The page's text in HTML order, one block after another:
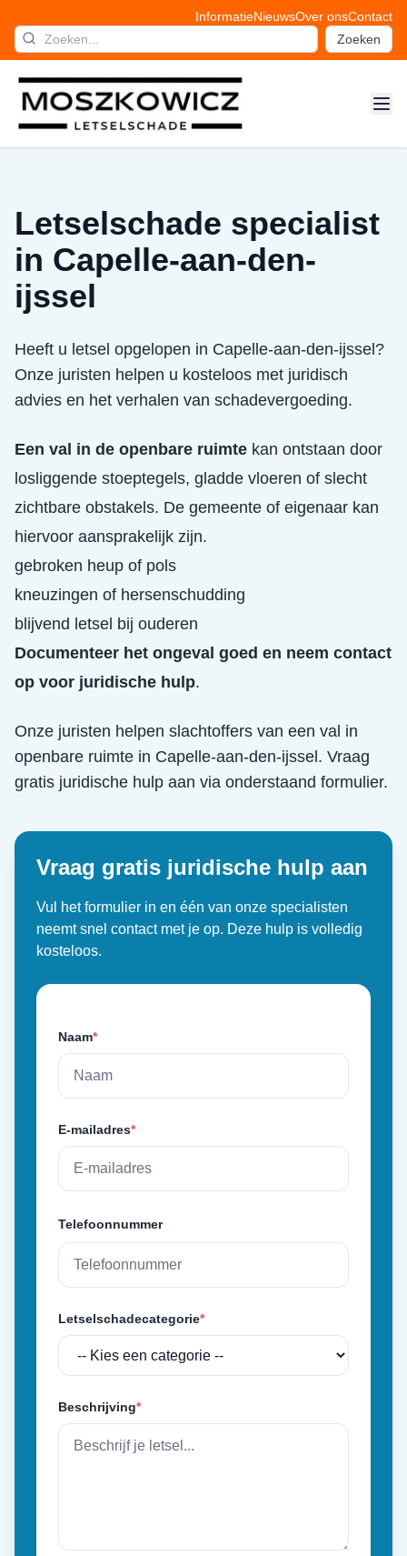
InformatieNieuwsOver onsContact
Zoeken
Letselschade specialist
in Capelle-aan-den-
ijssel
Heeft u letsel opgelopen in Capelle-aan-den-ijssel?
Onze juristen helpen u kosteloos met juridisch
advies en het verhalen van schadevergoeding.
Een val in de openbare ruimte kan ontstaan door
losliggende stoeptegels, gladde vloeren of slecht
zichtbare obstakels. De gemeente of eigenaar kan
hiervoor aansprakelijk zijn.
gebroken heup of pols
kneuzingen of hersenschudding
blijvend letsel bij ouderen
Documenteer het ongeval goed en neem contact
op voor juridische hulp.
Onze juristen helpen slachtoffers van een val in
openbare ruimte in Capelle-aan-den-ijssel . Vraag
gratis juridische hulp aan via onderstaand formulier.
Vraag gratis juridische hulp aan
Vul het formulier in en één van onze specialisten
neemt snel contact met je op. Deze hulp is volledig
kosteloos.
Naam*
E-mailadres*
Telefoonnummer
Letselschadecategorie*
Beschrijving*